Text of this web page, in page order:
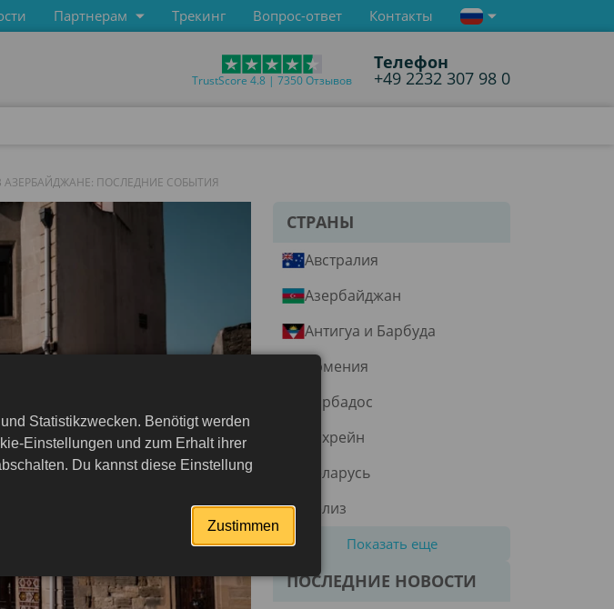
Партнерам Трекинг Вопрос-ответ Контакты
TrustScore 4.8 | 7350 Отзывов
Телефон
+49 2232 307 98 0
ПОСЛЕДНИЕ СОБЫТИЯ
СТРАНЫ
Австралия
Азербайджан
Антигуа и Барбуда
Армения
Барбадос
Бахрейн
Беларусь
Белиз
Показать еще
ПОСЛЕДНИЕ НОВОСТИ
Statistikzwecken. Benötigt werden
Einstellungen und zum Erhalt ihrer
Du kannst diese Einstellung
Zustimmen